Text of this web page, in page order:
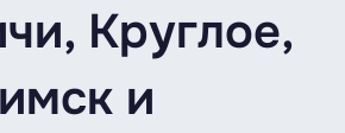
Круглое,
и